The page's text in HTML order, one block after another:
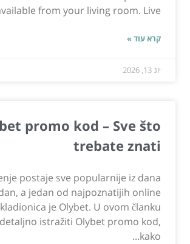
from your living room. Live...
קרא עוד »
יונ 13, 2026
promo kod – Sve što
trebate znati
postaje sve popularnije iz dana
a jedan od najpoznatijih online
je Olybet. U ovom članku
istražiti Olybet promo kod,
kako...